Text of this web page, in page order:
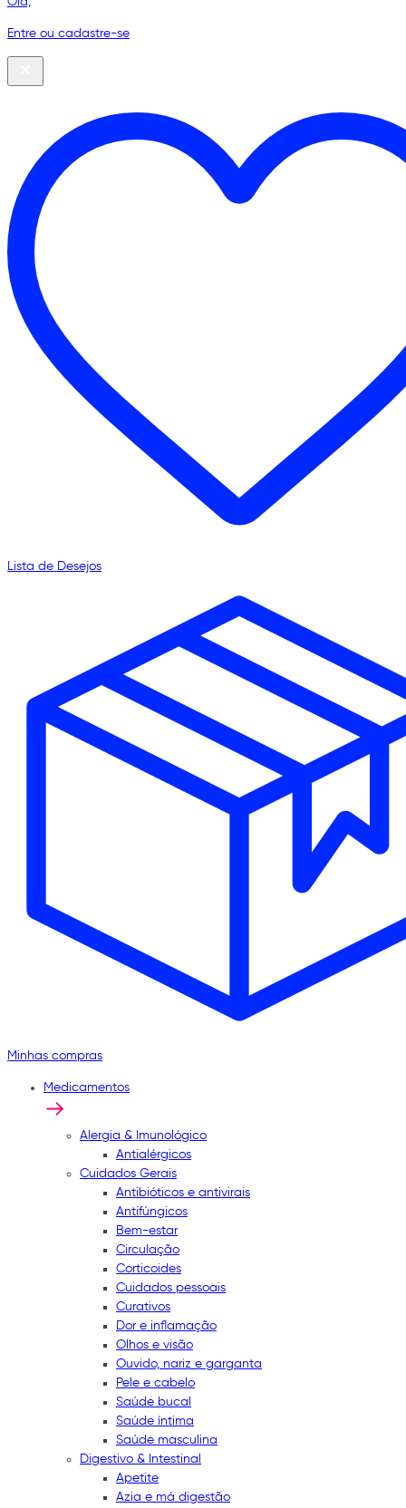
Entre ou cadastre-se
Lista de Desejos
Minhas compras
Medicamentos
Alergia & Imunológico
Antialérgicos
Cuidados Gerais
Antibióticos e antivirais
Antifúngicos
Bem-estar
Circulação
Corticoides
Cuidados pessoais
Curativos
Dor e inflamação
Olhos e visão
Ouvido, nariz e garganta
Pele e cabelo
Saúde bucal
Saúde íntima
Saúde masculina
Digestivo & Intestinal
Apetite
Azia e má digestão